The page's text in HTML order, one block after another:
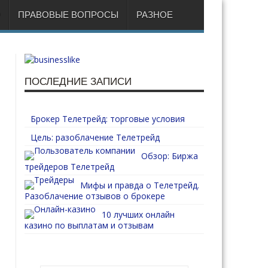
ПРАВОВЫЕ ВОПРОСЫ РАЗНОЕ
ПОСЛЕДНИЕ ЗАПИСИ
Брокер Телетрейд: торговые условия
Цель: разоблачение Телетрейд
Обзор: Биржа
трейдеров Телетрейд
Мифы и правда о Телетрейд.
Разоблачение отзывов о брокере
10 лучших онлайн
казино по выплатам и отзывам